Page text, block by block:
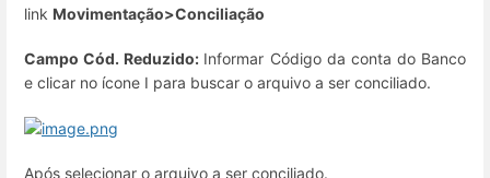
link Movimentação>Conciliação
Campo Cód. Reduzido: Informar Código da conta do Banco
e clicar no ícone I para buscar o arquivo a ser conciliado.
Após selecionar o arquivo a ser conciliado.